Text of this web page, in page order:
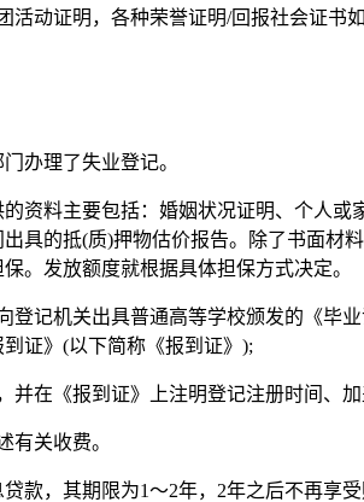
动证明，各种荣誉证明/回报社会证书
办理了失业登记。
资料主要包括：婚姻状况证明、个人
具的抵(质)押物估价报告。除了书面
。发放额度就根据具体担保方式决定。
登记机关出具普通高等学校颁发的《
证》(以下简称《报到证》);
并在《报到证》上注明登记注册时间、
有关收费。
款，其期限为1～2年，2年之后不再